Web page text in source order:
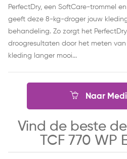
PerfectDry, een SoftCare-trommel
geeft deze 8-kg-droger jouw
behandeling. Zo zorgt het
droogresultaten door het meten
kleding langer mooi...
Naar
Vind de beste
TCF 770 WP